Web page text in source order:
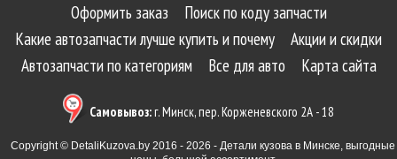
Оформить заказ
Поиск по коду запчасти
Какие автозапчасти лучше купить и почему
Акции и скидки
Автозапчасти по категориям
Все для авто Карта сайта
Самовывоз:г. Минск, пер. Корженевского 2А - 18
Copyright © DetaliKuzova.by 2016 - 2026 - Детали кузова в Минске, выгодные